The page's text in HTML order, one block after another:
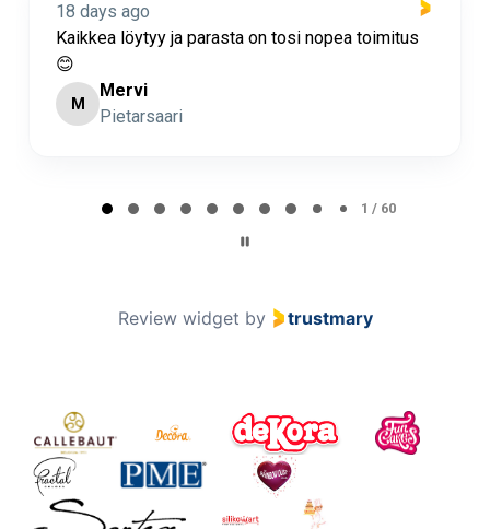
18 days ago
Kaikkea löytyy ja parasta on tosi nopea toimitus
😊
Pietarsaari
by trustmary